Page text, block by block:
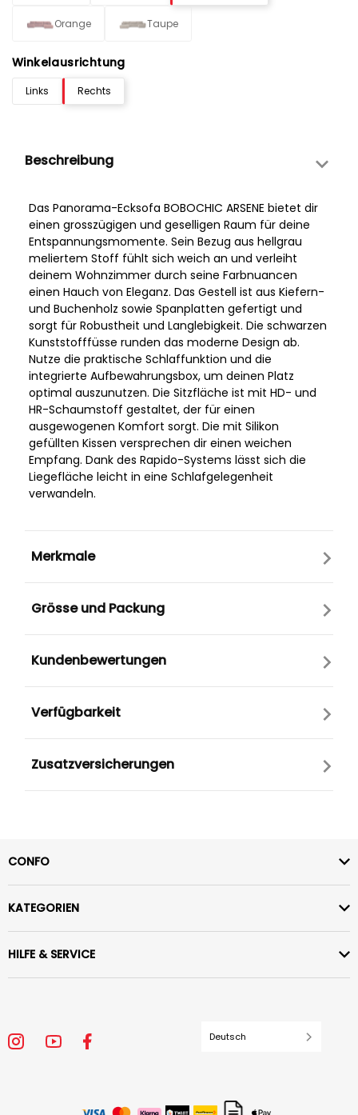
Orange Taupe
Winkelausrichtung
Links Rechts
Beschreibung
Das Panorama-Ecksofa BOBOCHIC ARSENE bietet dir
einen grosszügigen und geselligen Raum für deine
Entspannungsmomente. Sein Bezug aus hellgrau
meliertem Stoff fühlt sich weich an und verleiht
deinem Wohnzimmer durch seine Farbnuancen
einen Hauch von Eleganz. Das Gestell ist aus Kiefern-
und Buchenholz sowie Spanplatten gefertigt und
sorgt für Robustheit und Langlebigkeit. Die schwarzen
Kunststofffüsse runden das moderne Design ab.
Nutze die praktische Schlaffunktion und die
integrierte Aufbewahrungsbox, um deinen Platz
optimal auszunutzen. Die Sitzfläche ist mit HD- und
HR-Schaumstoff gestaltet, der für einen
ausgewogenen Komfort sorgt. Die mit Silikon
gefüllten Kissen versprechen dir einen weichen
Empfang. Dank des Rapido-Systems lässt sich die
Liegefläche leicht in eine Schlafgelegenheit
verwandeln.
Merkmale
Grösse und Packung
Kundenbewertungen
Verfügbarkeit
Zusatzversicherungen
CONFO
KATEGORIEN
HILFE & SERVICE
Deutsch